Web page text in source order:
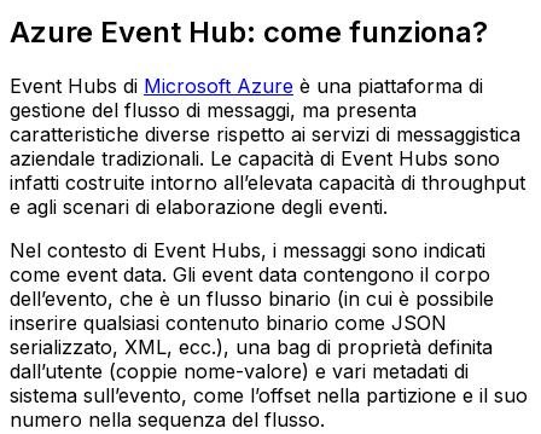
Azure Event Hub: come funziona?
Event Hubs di Microsoft Azure è una piattaforma di
gestione del flusso di messaggi, ma presenta
caratteristiche diverse rispetto ai servizi di messaggistica
aziendale tradizionali. Le capacità di Event Hubs sono
infatti costruite intorno all’elevata capacità di throughput
e agli scenari di elaborazione degli eventi.
Nel contesto di Event Hubs, i messaggi sono indicati
come event data. Gli event data contengono il corpo
dell’evento, che è un flusso binario (in cui è possibile
inserire qualsiasi contenuto binario come JSON
serializzato, XML, ecc.), una bag di proprietà definita
dall’utente (coppie nome-valore) e vari metadati di
sistema sull’evento, come l’offset nella partizione e il suo
numero nella sequenza del flusso.